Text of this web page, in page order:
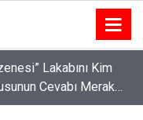
Lakabını Kim
Cevabı Merak